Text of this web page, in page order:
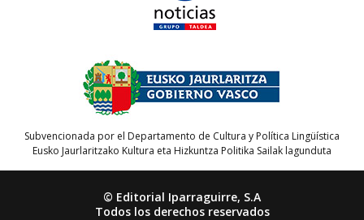
Subvencionada por el Departamento de Cultura y Política Lingüística
Eusko Jaurlaritzako Kultura eta Hizkuntza Politika Sailak lagunduta
© Editorial Iparraguirre, S.A
Todos los derechos reservados